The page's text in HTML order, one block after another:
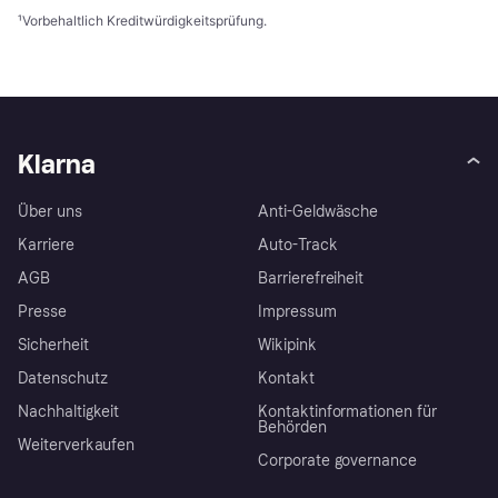
¹Vorbehaltlich Kreditwürdigkeitsprüfung.
Klarna
Über uns
Karriere
AGB
Presse
Sicherheit
Datenschutz
Nachhaltigkeit
Weiterverkaufen
Anti-Geldwäsche
Auto-Track
Barrierefreiheit
Impressum
Wikipink
Kontakt
Kontaktinformationen für
Behörden
Corporate governance